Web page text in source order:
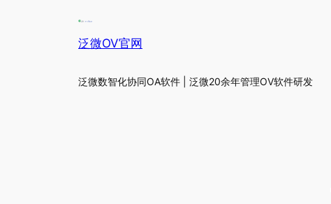
泛微OV官网
泛微数智化协同OA软件 | 泛微20余年管理OV软件研发